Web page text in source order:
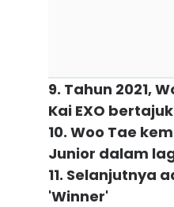
9. Tahun 2021,
Kai EXO
10. Woo Tae
Junior dalam
11. Selanjutnya
'Winner'